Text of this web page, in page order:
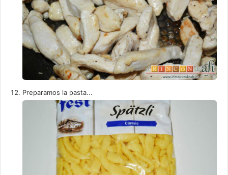
Preparamos la pasta...